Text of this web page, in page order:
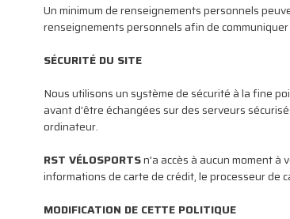
Un minimum de renseignements personnels
renseignements personnels afin de
SÉCURITÉ DU SITE
Nous utilisons un système de sécurité à la fine
avant d'être échangées sur des serveurs
ordinateur.
RST VÉLOSPORTSn'a accès à aucun moment
informations de carte de crédit, le processeur de
MODIFICATION DE CETTE POLITIQUE